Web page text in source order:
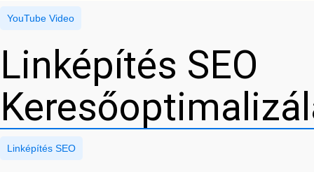
YouTube Video
Linképítés SEO
Linképítés SEO